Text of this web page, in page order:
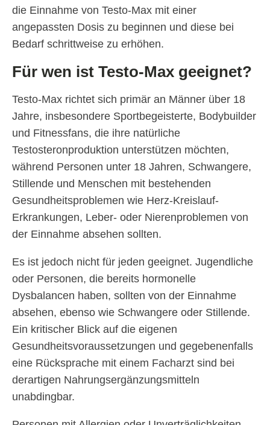
die Einnahme von Testo-Max mit einer
angepassten Dosis zu beginnen und diese bei
Bedarf schrittweise zu erhöhen.
Für wen ist Testo-Max geeignet?
Testo-Max richtet sich primär an Männer über 18
Jahre, insbesondere Sportbegeisterte, Bodybuilder
und Fitnessfans, die ihre natürliche
Testosteronproduktion unterstützen möchten,
während Personen unter 18 Jahren, Schwangere,
Stillende und Menschen mit bestehenden
Gesundheitsproblemen wie Herz-Kreislauf-
Erkrankungen, Leber- oder Nierenproblemen von
der Einnahme absehen sollten.
Es ist jedoch nicht für jeden geeignet. Jugendliche
oder Personen, die bereits hormonelle
Dysbalancen haben, sollten von der Einnahme
absehen, ebenso wie Schwangere oder Stillende.
Ein kritischer Blick auf die eigenen
Gesundheitsvoraussetzungen und gegebenenfalls
eine Rücksprache mit einem Facharzt sind bei
derartigen Nahrungsergänzungsmitteln
unabdingbar.